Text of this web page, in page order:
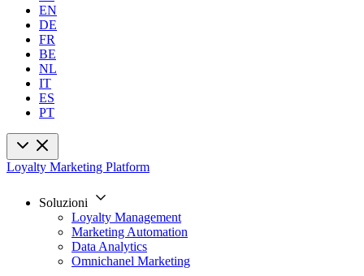
EN
DE
FR
BE
NL
IT
ES
PT
Loyalty Marketing Platform
Soluzioni
Loyalty Management
Marketing Automation
Data Analytics
Omnichanel Marketing